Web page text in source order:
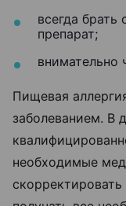
всегда брать
препарат;
внимательно
Пищевая
заболеванием. В
необходимые